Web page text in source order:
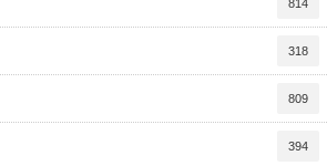
814
318
809
394